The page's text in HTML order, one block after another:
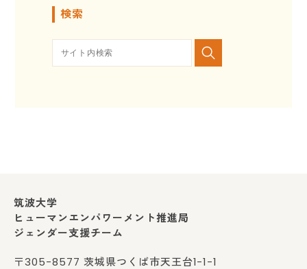
検索
筑波大学
ヒューマンエンパワーメント推進局
ジェンダー支援チーム
〒305-8577 茨城県つくば市天王台1-1-1